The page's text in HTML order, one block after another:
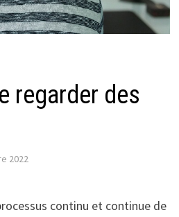
regarder des
2022
continu et continue de